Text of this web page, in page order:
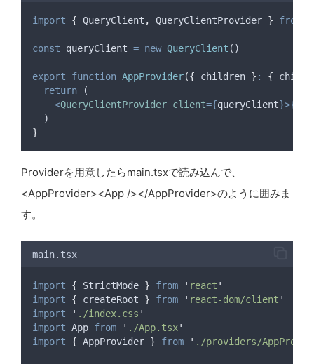
import { QueryClient , QueryClientProvider } from
const queryClient = new QueryClient ()
export function AppProvider({ children } : {
return (
<QueryClientProvider client={queryClient}>{
  )
}
Providerを用意したらmain.tsxで読み込んで、
<AppProvider><App /></AppProvider>のように囲みま
す。
main.tsx
import { StrictMode } from ' react '
import
{ createRoot } from ' react-dom/client '
import
' ./index.css '
import App from ' ./App.tsx'
import
{ AppProvider } from ' ./providers/